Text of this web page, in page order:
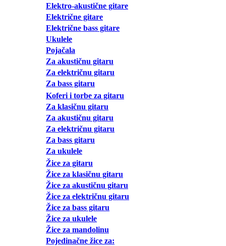
Elektro-akustične gitare
Električne gitare
Električne bass gitare
Ukulele
Pojačala
Za akustičnu gitaru
Za električnu gitaru
Za bass gitaru
Koferi i torbe za gitaru
Za klasičnu gitaru
Za akustičnu gitaru
Za električnu gitaru
Za bass gitaru
Za ukulele
Žice za gitaru
Žice za klasičnu gitaru
Žice za akustičnu gitaru
Žice za električnu gitaru
Žice za bass gitaru
Žice za ukulele
Žice za mandolinu
Pojedinačne žice za: